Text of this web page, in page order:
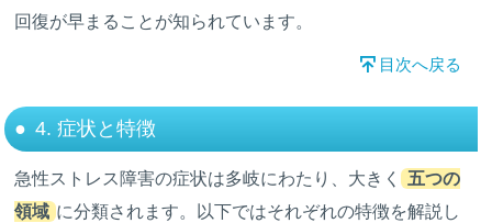
回復が早まることが知られています。
目次へ戻る
4. 症状と特徴
急性ストレス障害の症状は多岐にわたり、大きく 五つの
領域 に分類されます。以下ではそれぞれの特徴を解説し